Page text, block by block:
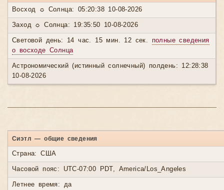
Восход ☼ Солнца: 05:20:38 10-08-2026
Заход ☼ Солнца: 19:35:50 10-08-2026
Световой день: 14 час. 15 мин. 12 сек. полные сведения
о восходе Солнца
Астрономический (истинный солнечный) полдень: 12:28:38
10-08-2026
Сиэтл — общие сведения
Страна: США
Часовой пояс: UTC-07:00 PDT, America/Los_Angeles
Летнее время: да